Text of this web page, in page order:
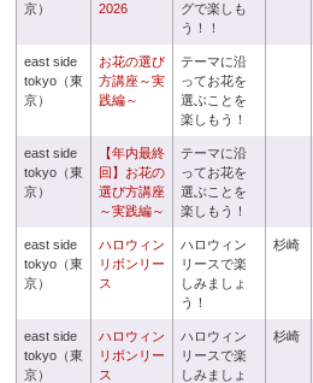
京）
2026
グで楽しも
う！！
east side
tokyo（東
京）
お花の選び
方講座～実
践編～
テーマに沿
ってお花を
選ぶことを
楽しもう！
east side
tokyo（東
京）
【年内最終
回】お花の
選び方講座
～実践編～
テーマに沿
ってお花を
選ぶことを
楽しもう！
east side
tokyo（東
京）
ハロウィン
リボンリー
ス
ハロウィン
リースで楽
しみましょ
う！
杉崎
east side
tokyo（東
京）
ハロウィン
リボンリー
ス
ハロウィン
リースで楽
しみましょ
杉崎